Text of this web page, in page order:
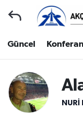
Güncel
NURI
Gençlerle
Güncel
Konferans
Kocaeli Hava
Kocaeli
Kocaeli Trafik